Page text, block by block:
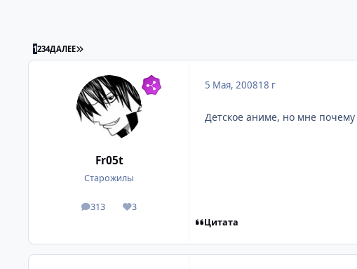
1234ДАЛЕЕ ПОСЛЕДНЯЯ СТРАНИЦА
Fr05t
Старожилы
313
посты 3
Репутация
5 Мая, 200818 г
Детское аниме, но мне почему
Цитата